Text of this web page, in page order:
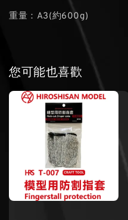
重量：A3(約600g)
您可能也喜歡